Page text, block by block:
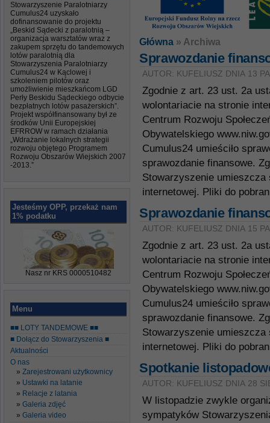
Stowarzyszenie Paralotniarzy
Cumulus24 uzyskało
dofinansowanie do projektu
„Beskid Sądecki z paralotnią –
organizacja warsztatów wraz z
zakupem sprzętu do tandemowych
lotów paralotnią dla
Stowarzyszenia Paralotniarzy
Cumulus24 w Kąclowej i
szkoleniem pilotów oraz
umożliwienie mieszkańcom LGD
Perły Beskidu Sądeckiego odbycie
bezpłatnych lotów pasażerskich”.
Projekt współfinansowany był ze
środków Unii Europejskiej
EFRROW w ramach działania
„Wdrażanie lokalnych strategii
rozwoju objętego Programem
Rozwoju Obszarów Wiejskich 2007
-2013.”
Jesteśmy OPP, przekaż nam
1% podatku
Nasz nr KRS 0000510482
Menu
■■ LOTY TANDEMOWE ■■
■ Dołącz do Stowarzyszenia ■
Aktualności
O nas
Zarejestrowani użytkownicy
Ustawki na latanie
Relacje z latania
Galeria zdjęć
Galeria video
Główna » Archiwa
Sprawozdanie
AUTOR: KUFELIUSZ DNIA 13
Zgodnie z art. 23 ust. 2a
wolontariacie na stronie
Centrum Rozwoju
Obywatelskiego
Cumulus24 umieściło
sprawozdanie finansowe.
Stowarzyszenie
internetowej. Pliki do
Sprawozdanie
AUTOR: KUFELIUSZ DNIA 15
Zgodnie z art. 23 ust. 2a
wolontariacie na stronie
Centrum Rozwoju
Obywatelskiego
Cumulus24 umieściło
sprawozdanie finansowe.
Stowarzyszenie
internetowej. Pliki do
Spotkanie
AUTOR: KUFELIUSZ DNIA 28
W listopadzie zwykle
sympatyków